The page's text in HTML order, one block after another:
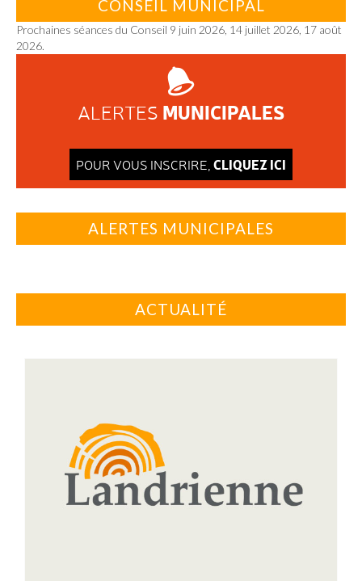
CONSEIL MUNICIPAL
Prochaines séances du Conseil 9 juin 2026, 14 juillet 2026, 17 août
2026.
ALERTES MUNICIPALES
POUR VOUS INSCRIRE, CLIQUEZ ICI
ALERTES MUNICIPALES
ACTUALITÉ